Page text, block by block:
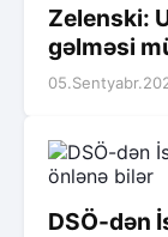
Zelenski:
gəlməsi
DSÖ-dən